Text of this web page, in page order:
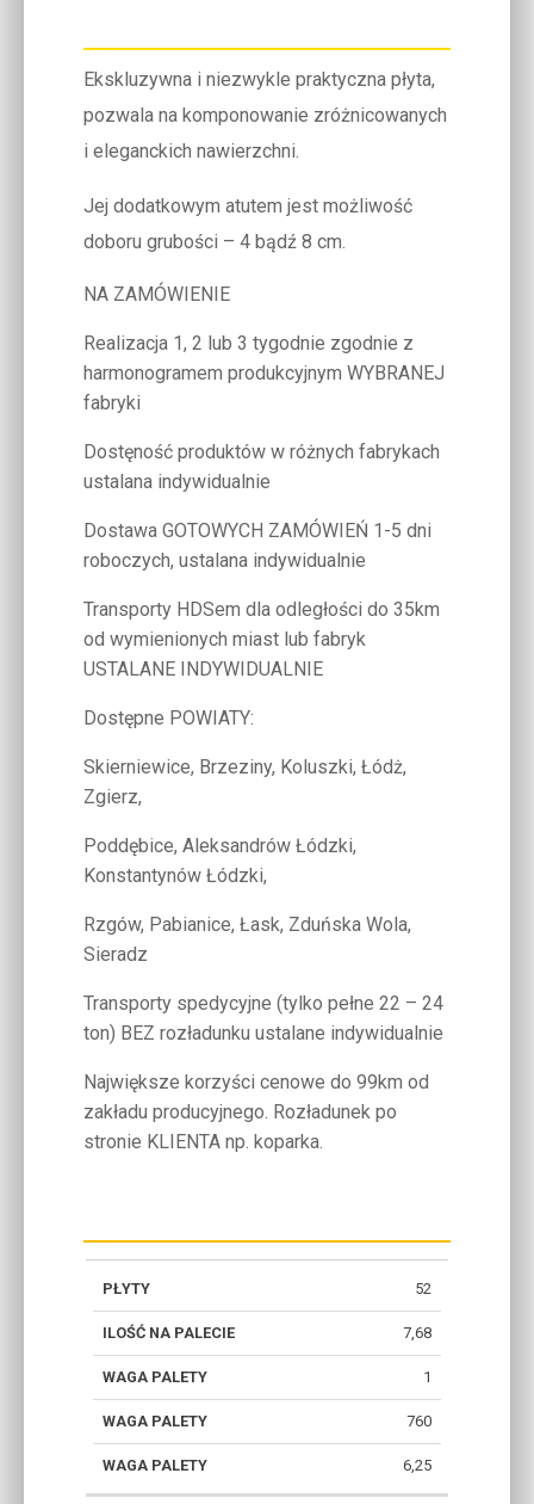
Ekskluzywna i niezwykle praktyczna płyta,
pozwala na komponowanie zróżnicowanych
i eleganckich nawierzchni.
Jej dodatkowym atutem jest możliwość
doboru grubości – 4 bądź 8 cm.
NA ZAMÓWIENIE
Realizacja 1, 2 lub 3 tygodnie zgodnie z
harmonogramem produkcyjnym WYBRANEJ
fabryki
Dostęność produktów w różnych fabrykach
ustalana indywidualnie
Dostawa GOTOWYCH ZAMÓWIEŃ 1-5 dni
roboczych, ustalana indywidualnie
Transporty HDSem dla odległości do 35km
od wymienionych miast lub fabryk
USTALANE INDYWIDUALNIE
Dostępne POWIATY:
Skierniewice, Brzeziny, Koluszki, Łódż,
Zgierz,
Poddębice, Aleksandrów Łódzki,
Konstantynów Łódzki,
Rzgów, Pabianice, Łask, Zduńska Wola,
Sieradz
Transporty spedycyjne (tylko pełne 22 – 24
ton) BEZ rozładunku ustalane indywidualnie
Największe korzyści cenowe do 99km od
zakładu producyjnego. Rozładunek po
stronie KLIENTA np. koparka.
SZTUK
NA
PALECIE
[M2]
WAGA
PALETY
[KG]
52
7,68
1
760
6,25